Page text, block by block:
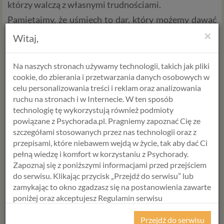
którzy walczą z własnymi trudnościami.
Pamiętajmy, że uśmiech to dar, który możemy dawać
naszym sprzymierzeńcem w trudnych chwilach i
uśmiechem na twarzy, a zobaczymy, jak wiele
pozytywnych zmian może to przynieść. W końcu,
uśmiech jest najlepszym lekarstwem na wszystko, co
nas przytłacza.
Alicja Krawczyk
psycholog >
raktyk Terapii Któtkoterminowej Skoncentrowanej
na Rozwiązaniu
WYBIERZ USŁUGĘ, SPECJALISTĘ
I TERMIN
×
Witaj,
Na naszych stronach używamy technologii, takich jak pliki
cookie, do zbierania i przetwarzania danych osobowych w
celu personalizowania treści i reklam oraz analizowania
ruchu na stronach i w Internecie. W ten sposób
technologię tę wykorzystują również podmioty
powiązane z Psychorada.pl. Pragniemy zapoznać Cię ze
szczegółami stosowanych przez nas technologii oraz z
przepisami, które niebawem wejdą w życie, tak aby dać Ci
pełną wiedzę i komfort w korzystaniu z Psychorady.
Zapoznaj się z poniższymi informacjami przed przejściem
do serwisu. Klikając przycisk „Przejdź do serwisu” lub
zamykając to okno zgadzasz się na postanowienia zawarte
poniżej oraz akceptujesz Regulamin serwisu
Psychorada.pl i Politykę Prywatności.
Przejdź do serwisu